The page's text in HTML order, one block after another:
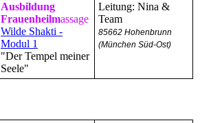
Ausbildung
Frauenheilmassage
Wilde Shakti -
Modul 1
"Der Tempel meiner
Seele"
Leitung: Nina &
Team
85662 Hohenbrunn
(München Süd-Ost)